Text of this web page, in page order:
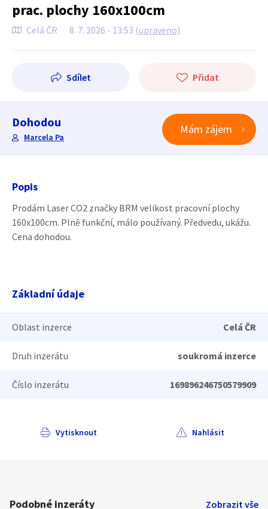
prac. plochy 160x100cm
Celá ČR 8. 7. 2026 - 13:53 (upraveno)
Sdílet Přidat
Dohodou
Marcela Pa
Mám zájem
Popis
Prodám Laser CO2 značky BRM velikost pracovní plochy
160x100cm. Plně funkční, málo používaný. Předvedu, ukážu.
Cena dohodou.
Základní údaje
Oblast inzerce Celá ČR
Druh inzerátu soukromá inzerce
Číslo inzerátu 169896246750579909
Vytisknout Nahlásit
Podobné inzeráty Zobrazit vše